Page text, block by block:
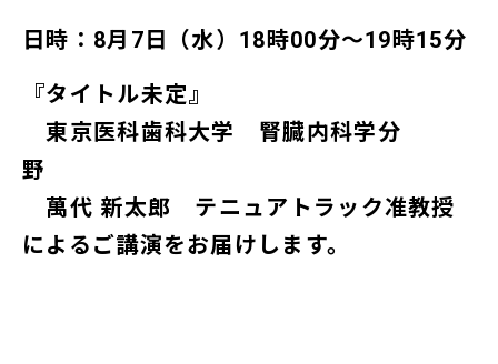
日時：8月7日（水）18時00分～19時15分
『タイトル未定』
東京医科歯科大学 腎臓内科学分
野
萬代 新太郎 テニュアトラック准教授
によるご講演をお届けします。